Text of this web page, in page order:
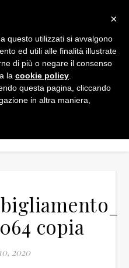
copia
2020
×
questo utilizzati si avvalgono
ed utili alle finalità illustrate
di più o negare il consenso
la cookie policy
questa pagina, cliccando
in altra maniera,